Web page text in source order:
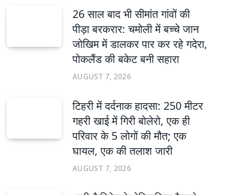
26 साल बाद भी सीमांत गांवों की
पीड़ा बरकरार: चमोली में बच्चे जान
जोखिम में डालकर पार कर रहे गदेरा,
पोकलैंड की बकेट बनी सहारा
AUGUST 7, 2026
टिहरी में दर्दनाक हादसा: 250 मीटर
गहरी खाई में गिरी बोलेरो, एक ही
परिवार के 5 लोगों की मौत; एक
घायल, एक की तलाश जारी
AUGUST 7, 2026